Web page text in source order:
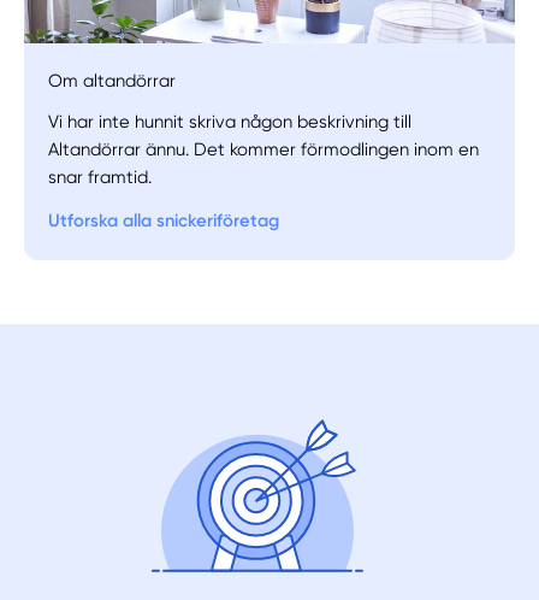
Manuellt Få hjälp
Välj tillvägagångssätt
Om altandörrar
Vi har inte hunnit skriva någon beskrivning till
Altandörrar ännu. Det kommer förmodlingen inom en
snar framtid.
Utforska alla snickeriföretag